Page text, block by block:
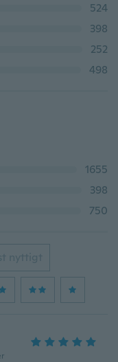
524
398
252
498
1655
398
750
nyttigt